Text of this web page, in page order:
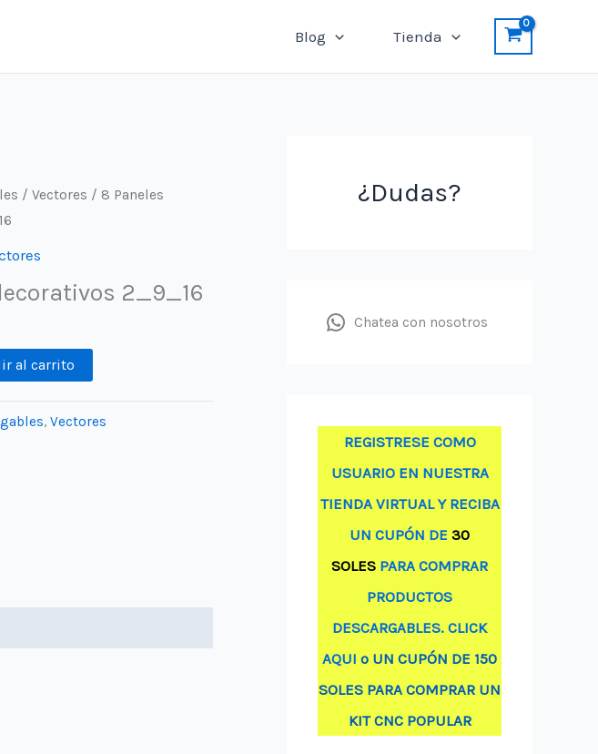
Blog Tienda
/ Vectores / 8 Paneles
2_9_16
al carrito
, Vectores
¿Dudas?
Chatea con nosotros
REGISTRESE COMO
USUARIO EN NUESTRA
TIENDA VIRTUAL Y RECIBA
UN CUPÓN DE 30
SOLES PARA COMPRAR
PRODUCTOS
DESCARGABLES. CLICK
AQUI o UN CUPÓN DE 150
SOLES PARA COMPRAR UN
KIT CNC POPULAR